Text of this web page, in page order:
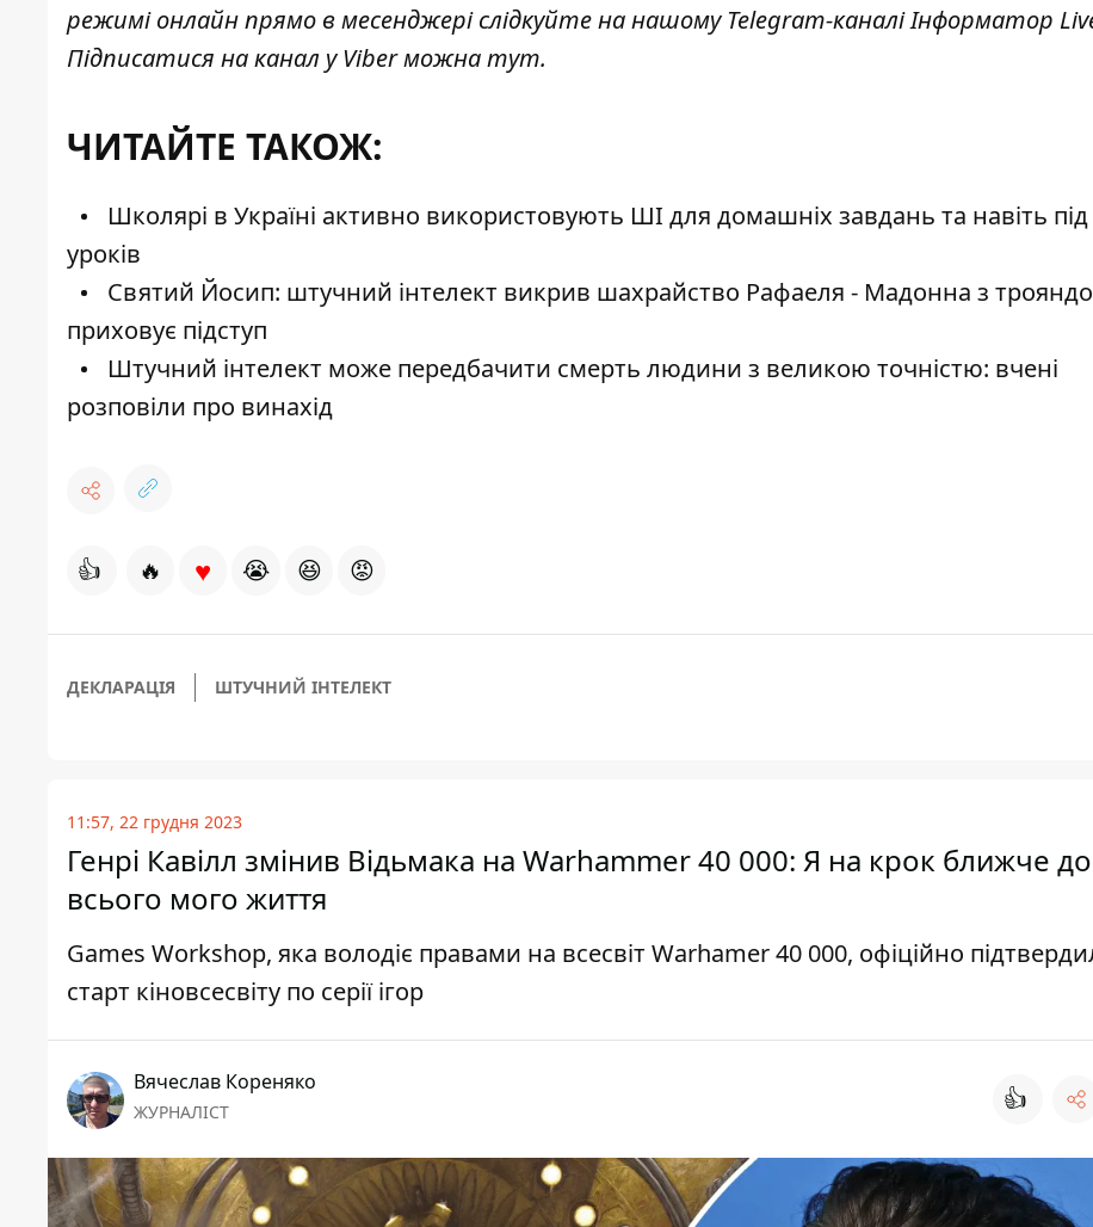
режимі онлайн прямо в месенджері слідкуйте на нашому Telegram-каналіІнформатор
Підписатися на канал у Viber можнатут.
ЧИТАЙТЕ ТАКОЖ:
Школярі в Україні активно використовують ШІ для домашніх завдань та навіть під
уроків
Святий Йосип: штучний інтелект викрив шахрайство Рафаеля - Мадонна з
приховує підступ
Штучний інтелект може передбачити смерть людини з великою точністю: вчені
розповіли про винахід
👍 🔥 ♥ 😭 😆 😡
ДЕКЛАРАЦІЯ ШТУЧНИЙ ІНТЕЛЕКТ
11:57, 22 грудня 2023
Генрі Кавілл змінив Відьмака на Warhammer 40 000: Я на крок ближче до
всього мого життя
Games Workshop, яка володіє правами на всесвіт Warhamer 40 000, офіційно
старт кіновсесвіту по серії ігор
Вячеслав Кореняко
ЖУРНАЛІСТ 👍